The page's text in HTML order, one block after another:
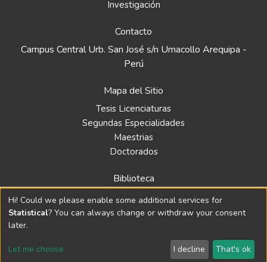
Investigación
Contacto
Campus Central Urb. San José s/n Umacollo Arequipa -
Perú
Mapa del Sitio
Tesis Licenciaturas
Segundas Especialidades
Maestrias
Doctorados
Biblioteca
Política
Normativa
© 2024 Repositorio de la Universidad Católica Santa María
Hi! Could we please enable some additional services for
Statistical? You can always change or withdraw your consent
later.
Let me choose I decline That's ok